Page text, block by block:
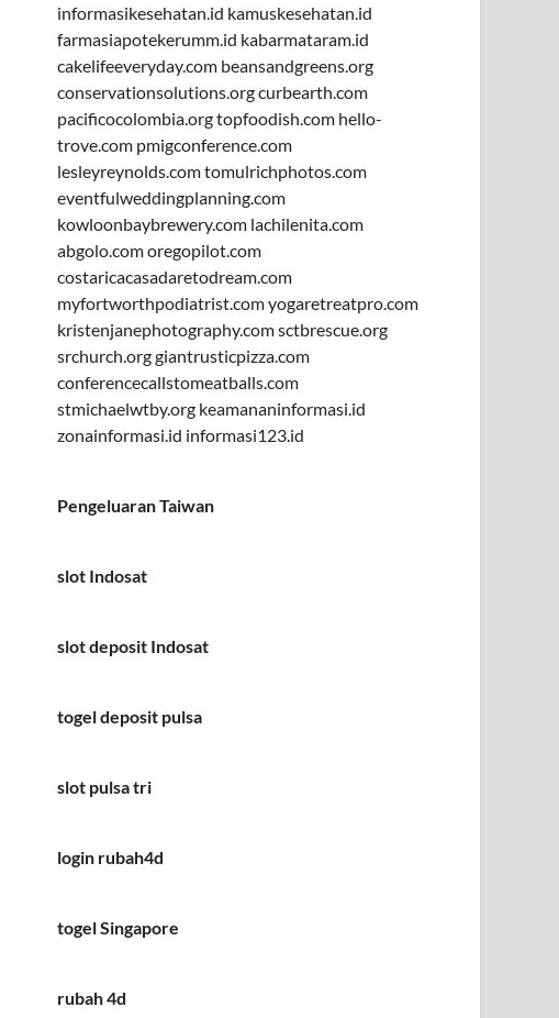
informasikesehatan.id kamuskesehatan.id
farmasiapotekerumm.id kabarmataram.id
cakelifeeveryday.com beansandgreens.org
conservationsolutions.orgcurbearth.com
pacificocolombia.orgtopfoodish.com hello-
trove.com pmigconference.com
lesleyreynolds.comtomulrichphotos.com
eventfulweddingplanning.com
kowloonbaybrewery.com lachilenita.com
abgolo.comoregopilot.com
costaricacasadaretodream.com
myfortworthpodiatrist.comyogaretreatpro.com
kristenjanephotography.comsctbrescue.org
srchurch.orggiantrusticpizza.com
conferencecallstomeatballs.com
stmichaelwtby.org keamananinformasi.id
zonainformasi.id informasi123.id
Pengeluaran Taiwan
slot Indosat
slot deposit Indosat
togel deposit pulsa
slot pulsa tri
login rubah4d
togel Singapore
rubah 4d